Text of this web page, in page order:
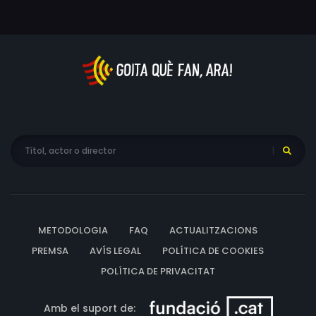
METODOLOGIA FAQ
ACTUALITZACIONS
PREMSA
AVÍS LEGAL
POLÍTICA DE COOKIES
POLÍTICA DE PRIVACITAT
Amb el suport de: